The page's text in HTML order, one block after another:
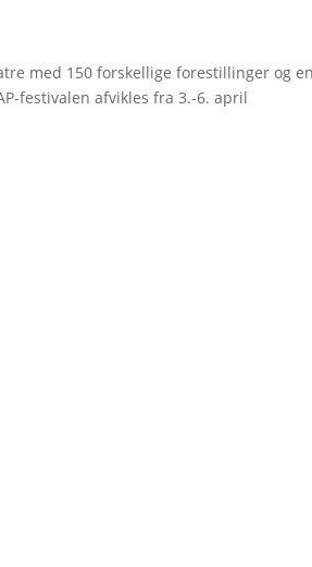
med 150 forskellige forestillinger og
festivalen afvikles fra 3.-6. april